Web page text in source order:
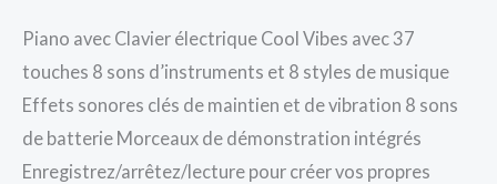
Piano avec Clavier électrique Cool Vibes avec 37
touches 8 sons d’instruments et 8 styles de musique
Effets sonores clés de maintien et de vibration 8 sons
de batterie Morceaux de démonstration intégrés
Enregistrez/arrêtez/lecture pour créer vos propres